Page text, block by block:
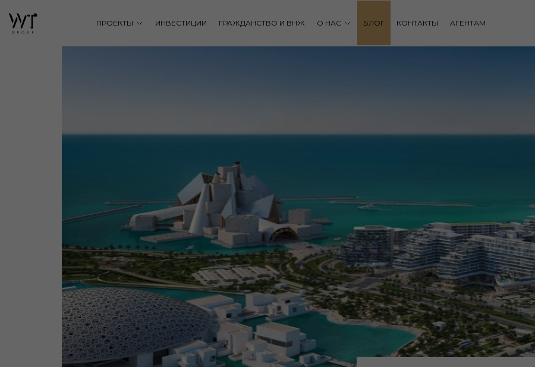
ПРОЕКТЫ ИНВЕСТИЦИИ ГРАЖДАНСТВО И ВНЖ О НАС БЛОГ КОНТАКТЫ АГЕНТАМ